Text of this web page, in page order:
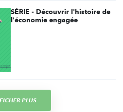
SÉRIE - Découvrir l'histoire de
l'économie engagée
PLUS